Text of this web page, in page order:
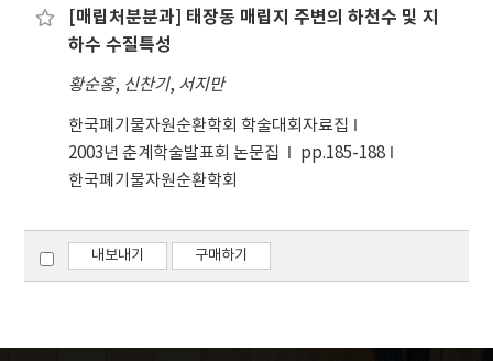
[매립처분분과] 태장동 매립지 주변의 하천수 및 지
하수 수질특성
황순홍, 신찬기, 서지만
한국폐기물자원순환학회 학술대회자료집
2003년 춘계학술발표회 논문집
pp.185-188
한국폐기물자원순환학회
내보내기 구매하기